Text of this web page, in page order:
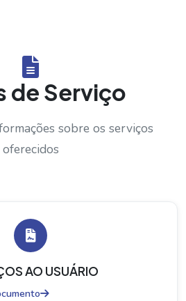
de Serviço
sobre os serviços
oferecidos
AO USUÁRIO